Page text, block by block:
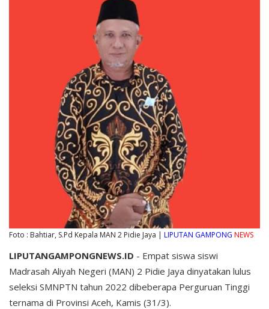
Foto : Bahtiar, S.Pd Kepala MAN 2 Pidie Jaya | LIPUTAN GAMPONG NEWS
LIPUTANGAMPONGNEWS.ID - Empat siswa siswi
Madrasah Aliyah Negeri (MAN) 2 Pidie Jaya dinyatakan lulus
seleksi SMNPTN tahun 2022 dibeberapa Perguruan Tinggi
ternama di Provinsi Aceh, Kamis (31/3).